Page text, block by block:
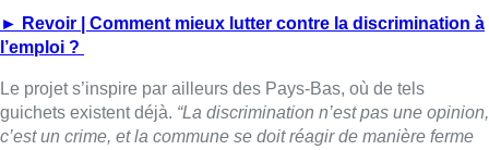
► Revoir | Comment mieux lutter contre la discrimination à
l’emploi ?
Le projet s’inspire par ailleurs des Pays-Bas, où de tels
guichets existent déjà. “La discrimination n’est pas une opinion,
c’est un crime, et la commune se doit réagir de manière ferme